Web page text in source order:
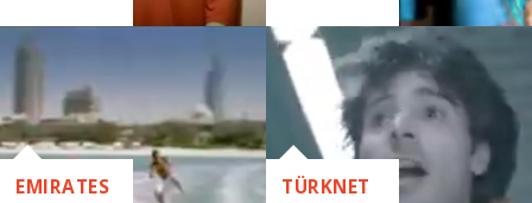
EMIRATES TÜRKNET